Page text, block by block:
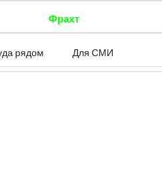
Фрахт
рядом Для СМИ